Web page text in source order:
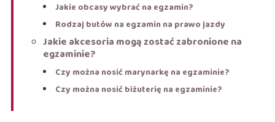
Jakie obcasy wybrać na egzamin?
Rodzaj butów na egzamin na prawo jazdy
Jakie akcesoria mogą zostać zabronione na
egzaminie?
Czy można nosić marynarkę na egzaminie?
Czy można nosić biżuterię na egzaminie?